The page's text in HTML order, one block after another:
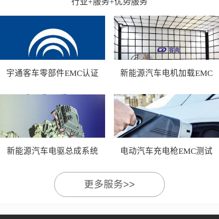
宇通客车零部件EMC认证
新能源汽车电机加载EMC
新能源汽车电驱总成系统
电动汽车充电枪EMC测试
更多服务>>